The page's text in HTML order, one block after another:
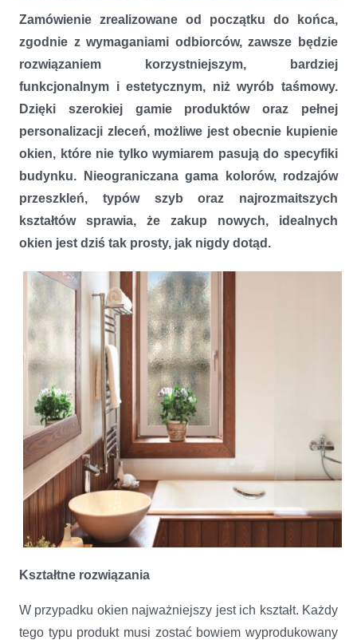
Kreacje okienne na miarę – kształty, kolory i przeszklenia
Zamówienie zrealizowane od początku do końca,
zgodnie z wymaganiami odbiorców, zawsze będzie
rozwiązaniem korzystniejszym, bardziej
funkcjonalnym i estetycznym, niż wyrób taśmowy.
Dzięki szerokiej gamie produktów oraz pełnej
personalizacji zleceń, możliwe jest obecnie kupienie
okien, które nie tylko wymiarem pasują do specyfiki
budynku. Nieograniczana gama kolorów, rodzajów
przeszkleń, typów szyb oraz najrozmaitszych
kształtów sprawia, że zakup nowych, idealnych
okien jest dziś tak prosty, jak nigdy dotąd.
Kształtne rozwiązania
W przypadku okien najważniejszy jest ich kształt. Każdy
tego typu produkt musi zostać bowiem wyprodukowany